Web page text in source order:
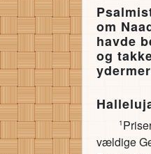
om
havde
og
1
vældige